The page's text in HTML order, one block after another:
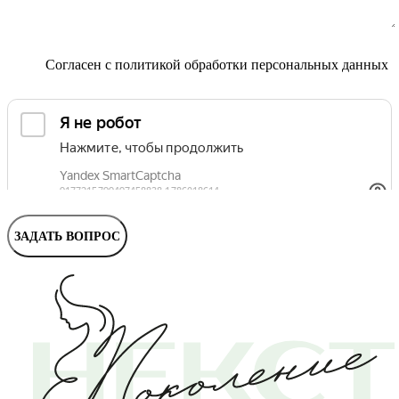
Согласен с политикой обработки персональных данных
ЗАДАТЬ ВОПРОС